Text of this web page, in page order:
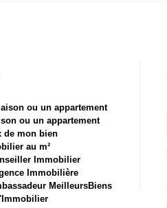
ou un appartement
ou un appartement
de mon bien
au m²
Immobilier
Immobilière
MeilleursBiens